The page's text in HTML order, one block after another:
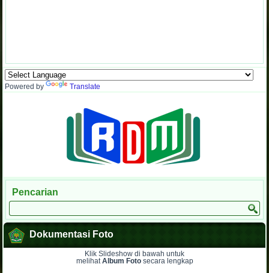
Powered by Translate
Pencarian
Dokumentasi Foto
Klik Slideshow di bawah untuk
melihatAlbum Fotosecara lengkap